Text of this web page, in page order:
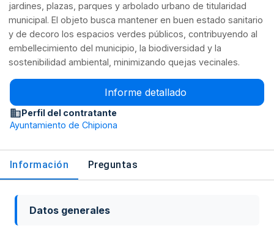
jardines, plazas, parques y arbolado urbano de titularidad
municipal. El objeto busca mantener en buen estado sanitario
y de decoro los espacios verdes públicos, contribuyendo al
embellecimiento del municipio, la biodiversidad y la
sostenibilidad ambiental, minimizando quejas vecinales.
Informe detallado
Perfil del contratante
Ayuntamiento de Chipiona
Información Preguntas
Datos generales